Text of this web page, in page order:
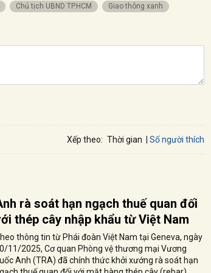
Chủ tịch UBND TP.HCM
Giao thông xanh
Xếp theo: Thời gian Số người thích
rà soát hạn ngạch thuế quan đối
thép cây nhập khẩu từ Việt Nam
thông tin từ Phái đoàn Việt Nam tại Geneva, ngày
11/2025, Cơ quan Phòng vệ thương mại Vương
Anh (TRA) đã chính thức khởi xướng rà soát hạn